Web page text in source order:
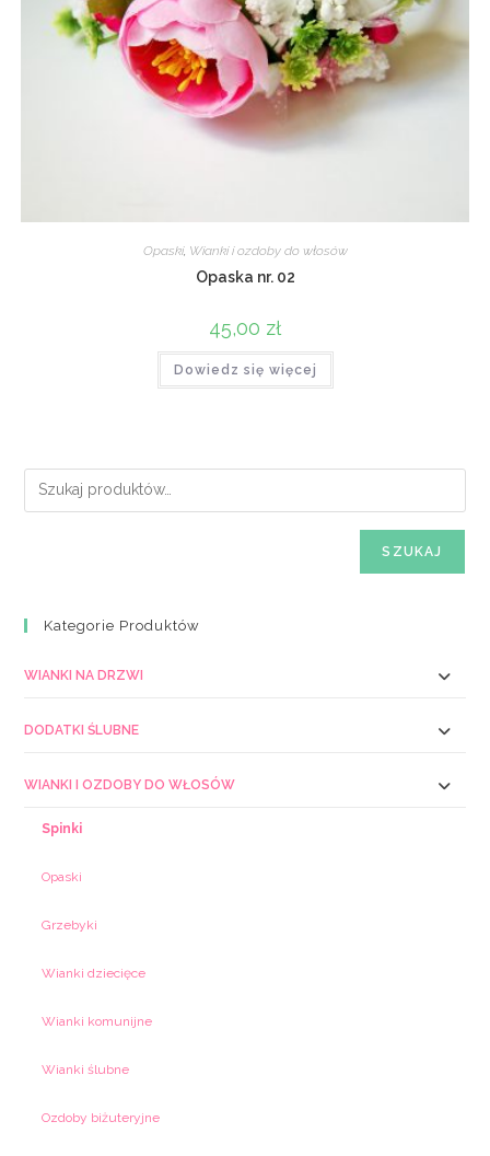
Opaski, Wianki i ozdoby do włosów
Opaska nr. 02
45,00 zł
Dowiedz się więcej
SZUKAJ
Kategorie Produktów
WIANKI NA DRZWI
DODATKI ŚLUBNE
WIANKI I OZDOBY DO WŁOSÓW
Spinki
Opaski
Grzebyki
Wianki dziecięce
Wianki komunijne
Wianki ślubne
Ozdoby biżuteryjne